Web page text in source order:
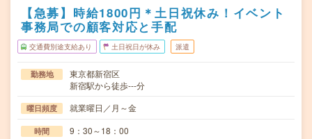
【急募】時給1800円＊土日祝休み！イベント
事務局での顧客対応と手配
交通費別途支給あり 土日祝日が休み 派遣
勤務地
東京都新宿区
新宿駅から徒歩---分
曜日頻度 就業曜日／月～金
時間 9：30～18：00